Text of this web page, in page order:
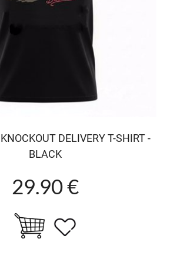
DELIVERY T-SHIRT -
BLACK
29.90 €